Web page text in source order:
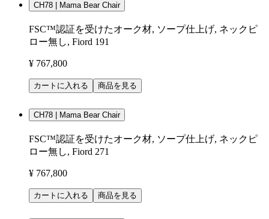
CH78 | Mama Bear Chair
FSC™認証を受けたオーク材, ソープ仕上げ, ネックピ
ロー無し, Fiord 191
¥ 767,800
カートに入れる 商品を見る
CH78 | Mama Bear Chair
FSC™認証を受けたオーク材, ソープ仕上げ, ネックピ
ロー無し, Fiord 271
¥ 767,800
カートに入れる 商品を見る